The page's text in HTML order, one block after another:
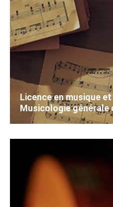
Licence en musique
Musicologie